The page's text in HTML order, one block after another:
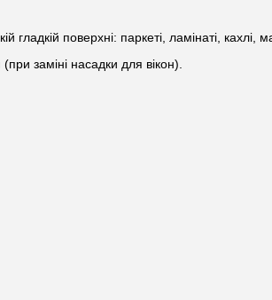
поверхні: паркеті, ламінаті, кахлі,
заміні насадки для вікон).